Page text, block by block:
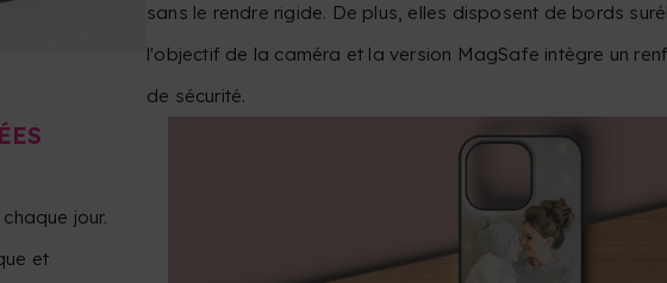
sans le rendre rigide. De plus, elles disposent de bords
l'objectif de la caméra et la version MagSafe intègre un
de sécurité.
jour.
et